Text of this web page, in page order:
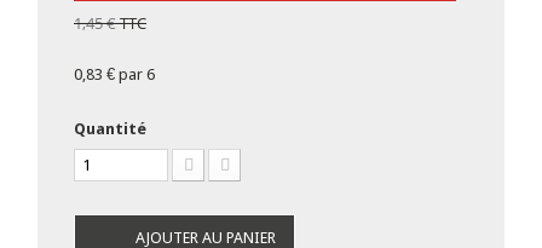
1,45 €TTC
0,83 € par 6
Quantité
AJOUTER AU PANIER